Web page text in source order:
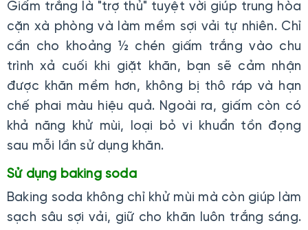
Giấm trắng là "trợ thủ" tuyệt vời giúp trung hòa
cặn xà phòng và làm mềm sợi vải tự nhiên. Chỉ
cần cho khoảng ½ chén giấm trắng vào chu
trình xả cuối khi giặt khăn, bạn sẽ cảm nhận
được khăn mềm hơn, không bị thô ráp và hạn
chế phai màu hiệu quả. Ngoài ra, giấm còn có
khả năng khử mùi, loại bỏ vi khuẩn tồn đọng
sau mỗi lần sử dụng khăn.
Sử dụng baking soda
Baking soda không chỉ khử mùi mà còn giúp làm
sạch sâu sợi vải, giữ cho khăn luôn trắng sáng.